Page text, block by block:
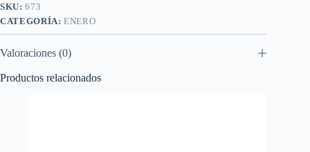
SKU:673
CATEGORÍA:ENERO
Valoraciones (0)
Productos relacionados